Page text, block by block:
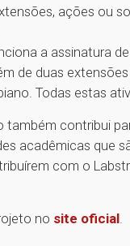
ações ou
a assinatura
de duas
Todas estas
também contribui
acadêmicas que
com o
no site oficial